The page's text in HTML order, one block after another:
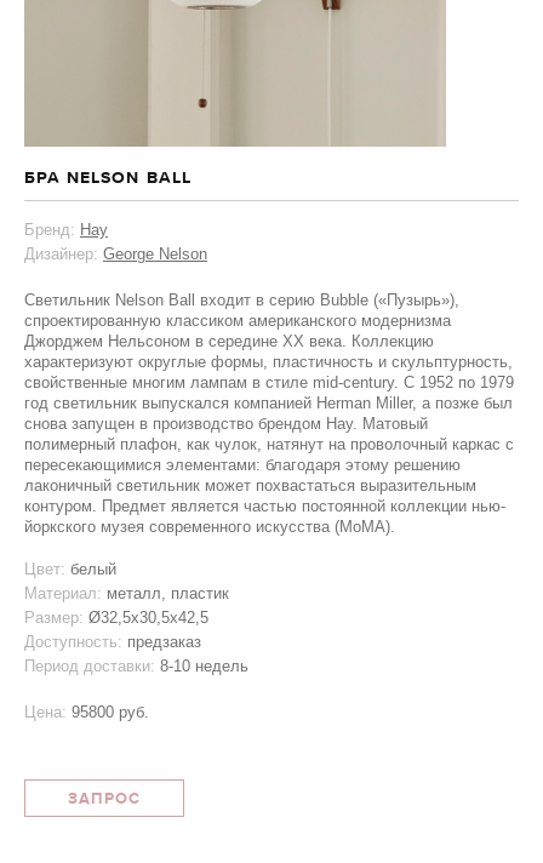
БРА NELSON BALL
Бренд: Hay
Дизайнер: George Nelson
Светильник Nelson Ball входит в серию Bubble («Пузырь»),
спроектированную классиком американского модернизма
Джорджем Нельсоном в середине XX века. Коллекцию
характеризуют округлые формы, пластичность и скульптурность,
свойственные многим лампам в стиле mid-century. С 1952 по 1979
год светильник выпускался компанией Herman Miller, а позже был
снова запущен в производство брендом Hay. Матовый
полимерный плафон, как чулок, натянут на проволочный каркас с
пересекающимися элементами: благодаря этому решению
лаконичный светильник может похвастаться выразительным
контуром. Предмет является частью постоянной коллекции нью-
йоркского музея современного искусства (MoMA).
Цвет: белый
Материал: металл, пластик
Размер: Ø32,5x30,5x42,5
Доступность: предзаказ
Период доставки: 8-10 недель
Цена: 95800 руб.
ЗАПРОС